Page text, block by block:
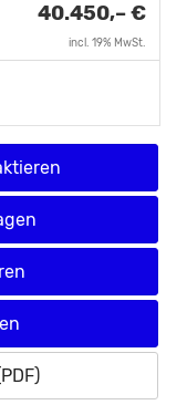
40.450,– €
incl. 19% MwSt.